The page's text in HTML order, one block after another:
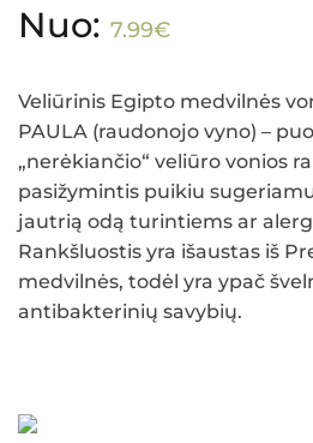
Nuo: 7.99€
Veliūrinis Egipto medvilnės
PAULA (raudonojo vyno) –
„nerėkiančio“ veliūro vonios
pasižymintis puikiu
jautrią odą turintiems ar
Rankšluostis yra išaustas iš
medvilnės, todėl yra ypač
antibakterinių savybių.